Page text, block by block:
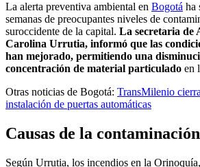
La alerta preventiva ambiental en Bogotá ha
semanas de preocupantes niveles de
suroccidente de la capital. La secretaria de
Carolina Urrutia, informó que las
han mejorado, permitiendo una
concentración de material particulado en
Otras noticias de Bogotá: TransMilenio
instalación de puertas automáticas
Causas de la contaminación
Según Urrutia, los incendios en la